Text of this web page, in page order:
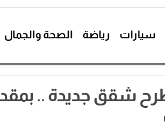
سيارات رياضة الصحة والجمال